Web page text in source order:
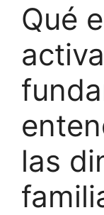
Qué
las